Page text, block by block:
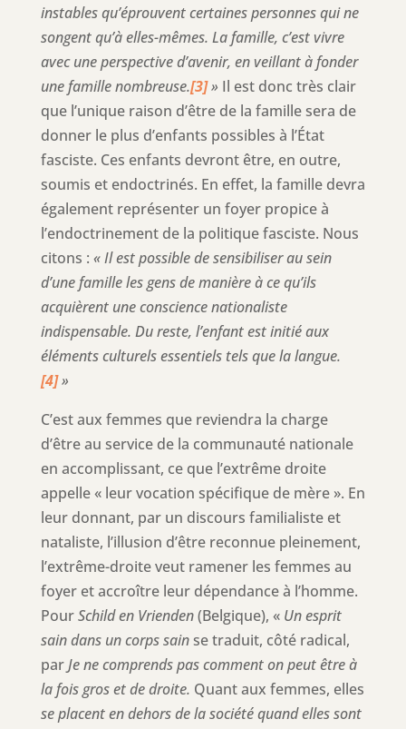
instables qu’éprouvent certaines personnes qui ne
songent qu’à elles-mêmes. La famille, c’est vivre
avec une perspective d’avenir, en veillant à fonder
une famille nombreuse.[3]» Il est donc très clair
que l’unique raison d’être de la famille sera de
donner le plus d’enfants possibles à l’État
fasciste. Ces enfants devront être, en outre,
soumis et endoctrinés. En effet, la famille devra
également représenter un foyer propice à
l’endoctrinement de la politique fasciste. Nous
citons : « Il est possible de sensibiliser au sein
d’une famille les gens de manière à ce qu’ils
acquièrent une conscience nationaliste
indispensable. Du reste, l’enfant est initié aux
éléments culturels essentiels tels que la langue.
[4]»
C’est aux femmes que reviendra la charge
d’être au service de la communauté nationale
en accomplissant, ce que l’extrême droite
appelle « leur vocation spécifique de mère ». En
leur donnant, par un discours familialiste et
nataliste, l’illusion d’être reconnue pleinement,
l’extrême-droite veut ramener les femmes au
foyer et accroître leur dépendance à l’homme.
PourSchild en Vrienden(Belgique), « Un esprit
sain dans un corps sainse traduit, côté radical,
parJe ne comprends pas comment on peut être à
la fois gros et de droite. Quant aux femmes, elles
se placent en dehors de la société quand elles sont